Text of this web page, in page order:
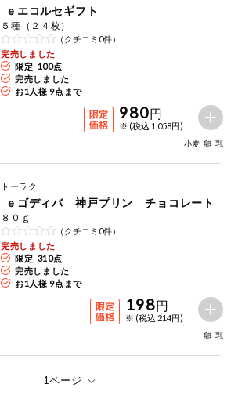
ｅエコルセギフト
５種（２４枚）
（クチコミ0件）
完売しました
限定 100点
完売しました
お1人様 9点まで
980円
※ (税込 1,058円)
小麦 卵 乳
トーラク
ｅゴディバ 神戸プリン チョコレート
８０ｇ
（クチコミ0件）
完売しました
限定 310点
完売しました
お1人様 9点まで
198円
※ (税込 214円)
卵 乳